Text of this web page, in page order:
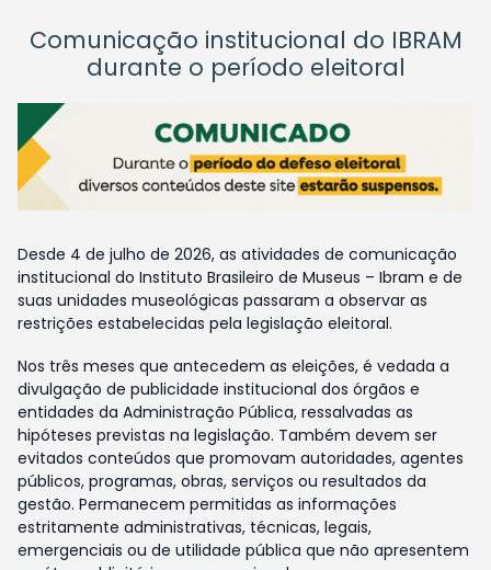
Comunicação institucional do IBRAM
durante o período eleitoral
Desde 4 de julho de 2026, as atividades de comunicação
institucional do Instituto Brasileiro de Museus – Ibram e de
suas unidades museológicas passaram a observar as
restrições estabelecidas pela legislação eleitoral.
Nos três meses que antecedem as eleições, é vedada a
divulgação de publicidade institucional dos órgãos e
entidades da Administração Pública, ressalvadas as
hipóteses previstas na legislação. Também devem ser
evitados conteúdos que promovam autoridades, agentes
públicos, programas, obras, serviços ou resultados da
gestão. Permanecem permitidas as informações
estritamente administrativas, técnicas, legais,
emergenciais ou de utilidade pública que não apresentem